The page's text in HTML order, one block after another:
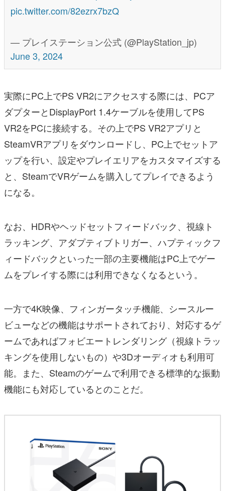
pic.twitter.com/82ezrx7bzQ
— プレイステーション公式 (@PlayStation_jp)
June 3, 2024
実際にPC上でPS VR2にアクセスする際には、PCア
ダプターとDisplayPort 1.4ケーブルを使用してPS
VR2をPCに接続する。その上でPS VR2アプリと
SteamVRアプリをダウンロードし、PC上でセットア
ップを行い、設定やプレイエリアをカスタマイズする
と、SteamでVRゲームを購入してプレイできるよう
になる。
なお、HDRやヘッドセットフィードバック、視線ト
ラッキング、アダプティブトリガー、ハプティックフ
ィードバックといった一部の主要機能はPC上でゲー
ムをプレイする際には利用できなくなるという。
一方で4K映像、フィンガータッチ機能、シースルー
ビューなどの機能はサポートされており、対応するゲ
ームであればフォビエートレンダリング（視線トラッ
キングを使用しないもの）や3Dオーディオも利用可
能。また、Steamのゲームで利用できる標準的な振動
機能にも対応しているとのことだ。